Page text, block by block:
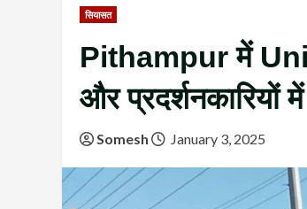
सियासत
Pithampur में
और प्रदर्शनकारियों
Somesh January 3, 2025